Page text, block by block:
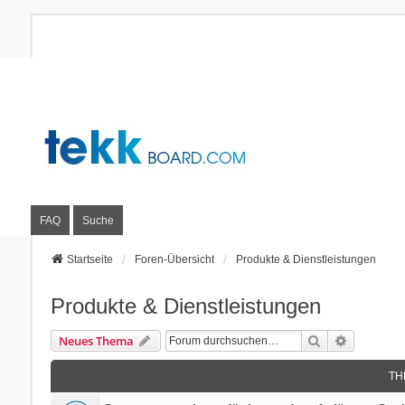
FAQ Suche
Startseite Foren-Übersicht Produkte & Dienstleistungen
Produkte & Dienstleistungen
Neues Thema Suche